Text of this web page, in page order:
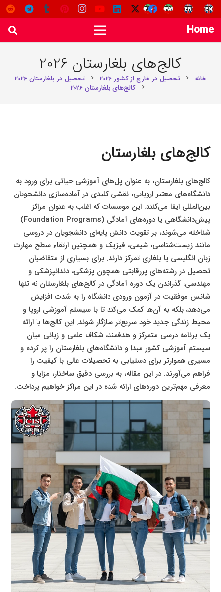
Home
کالج‌های بلغارستان 2026
خانه chevron_right تحصیل در خارج از کشور 2026 chevron_right تحصیل در بلغارستان 2026
chevron_right کالج‌های بلغارستان 2026
کالج‌های بلغارستان
کالج‌های بلغارستان، به عنوان پل‌های آموزشی حیاتی برای ورود به
دانشگاه‌های معتبر اروپایی، نقشی کلیدی در آماده‌سازی دانشجویان
بین‌المللی ایفا می‌کنند. این موسسات که اغلب به عنوان مراکز
پیش‌دانشگاهی یا دوره‌های آمادگی (Foundation Programs)
شناخته می‌شوند، بر تقویت دانش پایه‌ای دانشجویان در دروسی
مانند زیست‌شناسی، شیمی، فیزیک و همچنین ارتقاء سطح مهارت
زبان انگلیسی یا بلغاری تمرکز دارند. برای بسیاری از متقاضیان
تحصیل در رشته‌های پررقابتی همچون پزشکی، دندانپزشکی و
مهندسی، گذراندن یک دوره آمادگی در کالج‌های بلغارستان نه تنها
شانس موفقیت در آزمون ورودی دانشگاه را به شدت افزایش
می‌دهد، بلکه به آن‌ها کمک می‌کند تا با سیستم آموزشی اروپا و
محیط زندگی جدید خود سریع‌تر سازگار شوند. این کالج‌ها با ارائه
یک برنامه درسی متمرکز و هدفمند، شکاف علمی و زبانی میان
سیستم آموزشی کشور مبدا و دانشگاه‌های بلغارستان را پر کرده و
مسیری هموارتر برای دستیابی به تحصیلات عالی با کیفیت را
فراهم می‌آورند. در این مقاله، به بررسی دقیق ساختار، مزایا و
معرفی مهم‌ترین دوره‌های ارائه شده در این مراکز خواهیم پرداخت.